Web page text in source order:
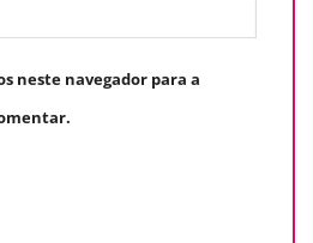
neste navegador para a